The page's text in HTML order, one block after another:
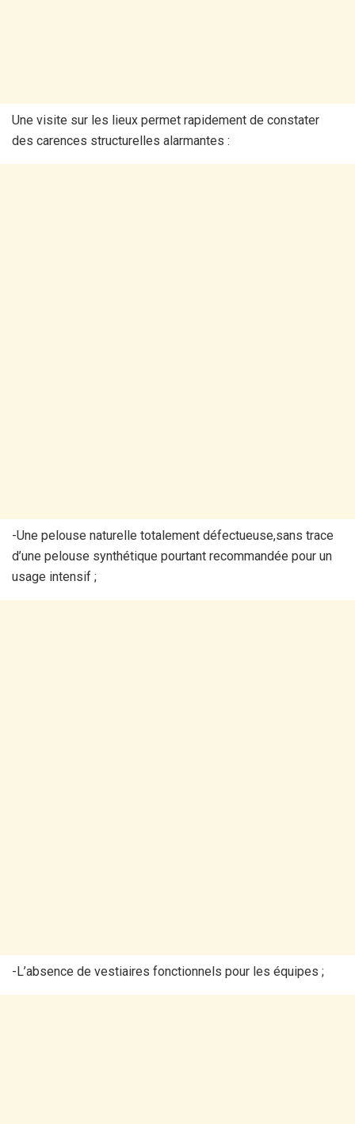
Une visite sur les lieux permet rapidement de constater
des carences structurelles alarmantes :
-Une pelouse naturelle totalement défectueuse,sans trace
d’une pelouse synthétique pourtant recommandée pour un
usage intensif ;
-L’absence de vestiaires fonctionnels pour les équipes ;